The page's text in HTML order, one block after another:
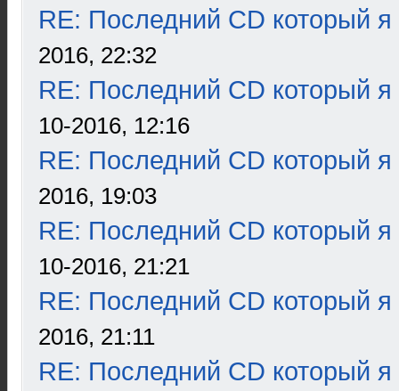
RE: Последний CD который я
2016, 22:32
RE: Последний CD который я
10-2016, 12:16
RE: Последний CD который я
2016, 19:03
RE: Последний CD который я
10-2016, 21:21
RE: Последний CD который я
2016, 21:11
RE: Последний CD который я